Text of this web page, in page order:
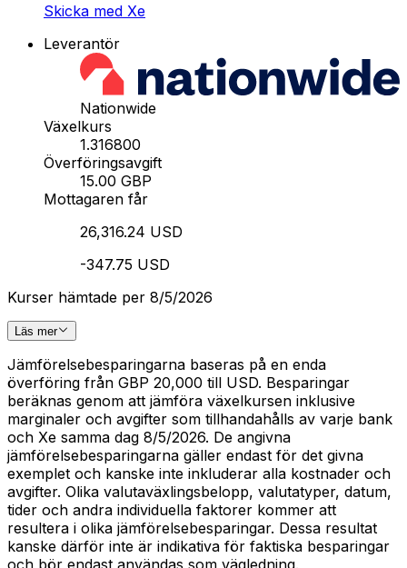
Skicka med Xe
Leverantör
Nationwide
Växelkurs
1.316800
Överföringsavgift
15.00 GBP
Mottagaren får
26,316.24 USD
-347.75 USD
Kurser hämtade per 8/5/2026
Läs mer
Jämförelsebesparingarna baseras på en enda
överföring från GBP 20,000 till USD. Besparingar
beräknas genom att jämföra växelkursen inklusive
marginaler och avgifter som tillhandahålls av varje bank
och Xe samma dag 8/5/2026. De angivna
jämförelsebesparingarna gäller endast för det givna
exemplet och kanske inte inkluderar alla kostnader och
avgifter. Olika valutaväxlingsbelopp, valutatyper, datum,
tider och andra individuella faktorer kommer att
resultera i olika jämförelsebesparingar. Dessa resultat
kanske därför inte är indikativa för faktiska besparingar